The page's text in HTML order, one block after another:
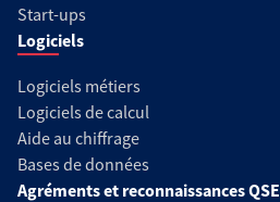
Start-ups
Logiciels
Logiciels métiers
Logiciels de calcul
Aide au chiffrage
Bases de données
Agréments et reconnaissances QSE